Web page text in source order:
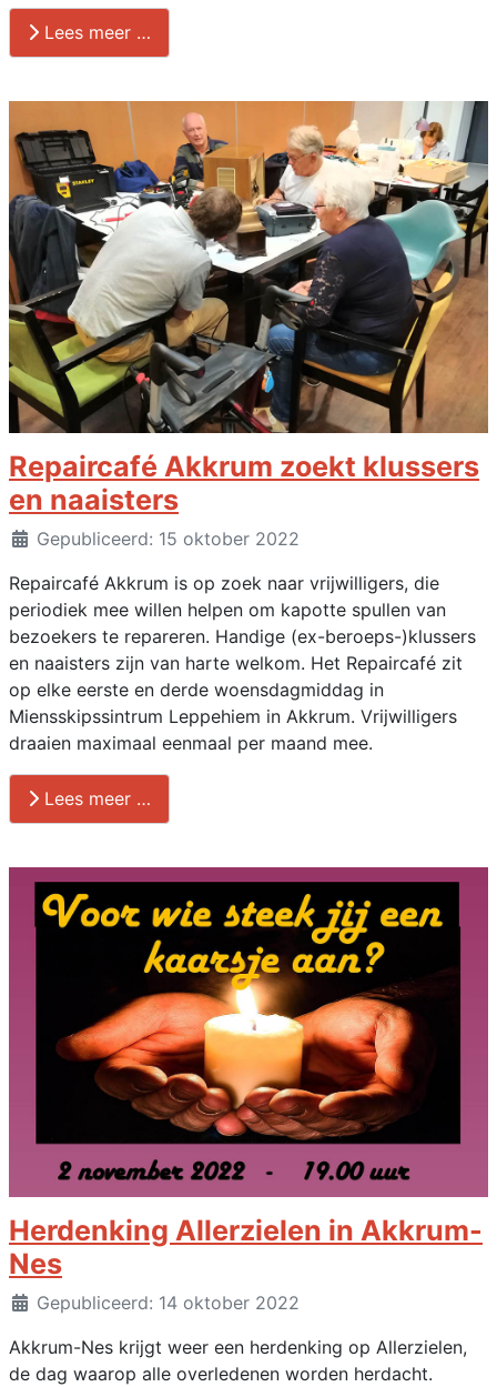
Lees meer …
Repaircafé Akkrum zoekt klussers
en naaisters
DetailsGepubliceerd: 15 oktober 2022
Repaircafé Akkrum is op zoek naar vrijwilligers, die
periodiek mee willen helpen om kapotte spullen van
bezoekers te repareren. Handige (ex-beroeps-)klussers
en naaisters zijn van harte welkom. Het Repaircafé zit
op elke eerste en derde woensdagmiddag in
Miensskipssintrum Leppehiem in Akkrum. Vrijwilligers
draaien maximaal eenmaal per maand mee.
Lees meer …
Herdenking Allerzielen in Akkrum-
Nes
DetailsGepubliceerd: 14 oktober 2022
Akkrum-Nes krijgt weer een herdenking op Allerzielen,
de dag waarop alle overledenen worden herdacht.